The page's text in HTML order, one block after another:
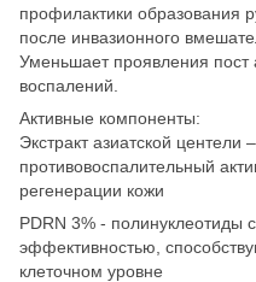
профилактики образования
после инвазионного
Уменьшает проявления пост
воспалений.
Активные компоненты:
Экстракт азиатской центели
противовоспалительный
регенерации кожи
PDRN 3% - полинуклеотиды
эффективностью,
клеточном уровне